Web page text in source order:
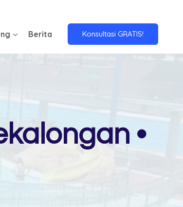
Berita Konsultasi GRATIS!
•